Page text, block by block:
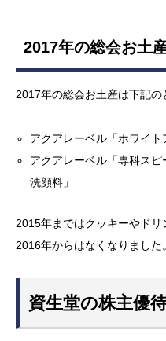
2017年の総会お土
2017年の総会お土産は下記の
アクアレーベル「ホワイト
アクアレーベル「専科ス
洗顔料」
2015年まではクッキーやドリ
2016年からはなくなりました。
資生堂の株主優